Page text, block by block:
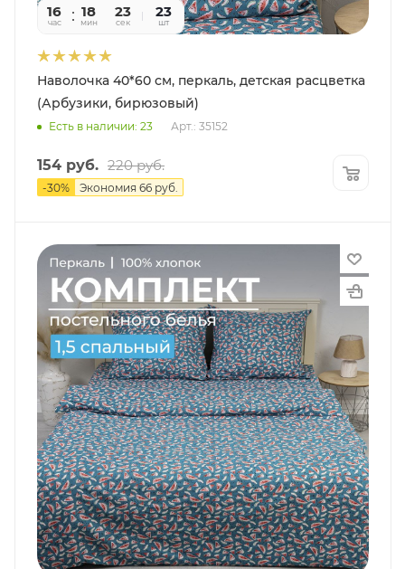
16
час
18
мин
22
сек
23
шт
Наволочка 40*60 см, перкаль, детская расцветка
(Арбузики, бирюзовый)
Есть в наличии: 23 Арт.: 35152
154 руб. 220руб.
-30% Экономия 66 руб.